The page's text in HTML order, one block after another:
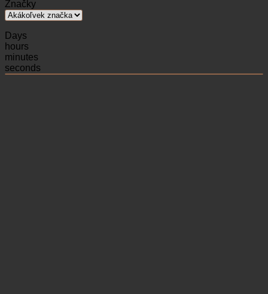
Značky
Days
hours
minutes
seconds